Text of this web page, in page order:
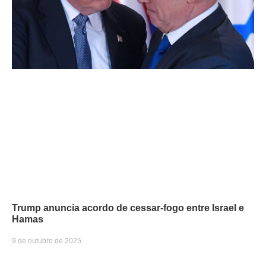
Trump anuncia acordo de cessar-fogo entre Israel e
Hamas
9 de outubro de 2025